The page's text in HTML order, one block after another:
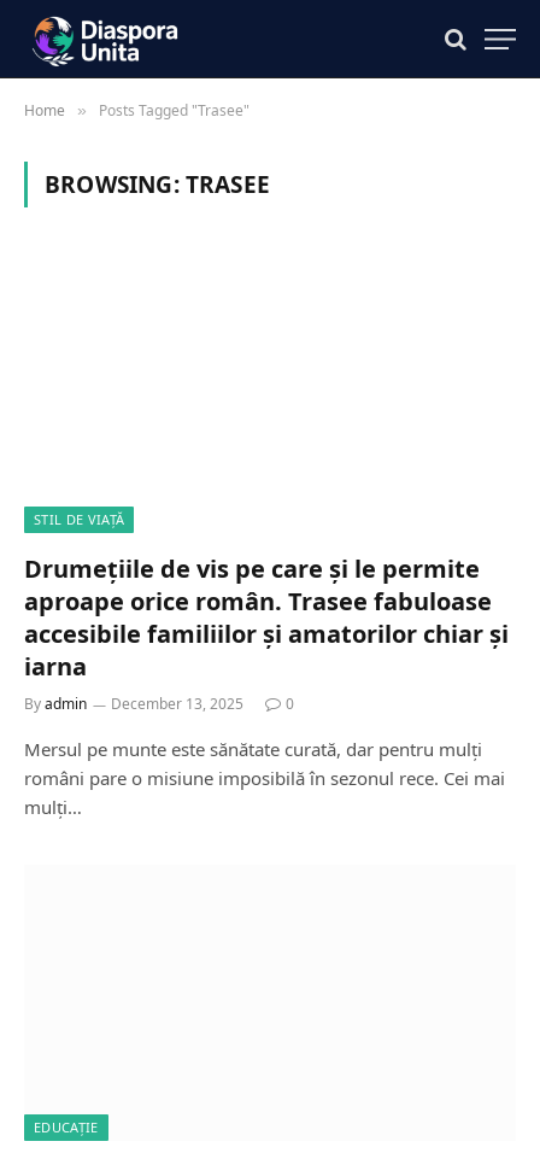
Home » Posts Tagged "Trasee"
BROWSING:TRASEE
STIL DE VIAȚĂ
Drumețiile de vis pe care și le permite
aproape orice român. Trasee fabuloase
accesibile familiilor și amatorilor chiar și
iarna
Byadmin December 13, 2025 0
Mersul pe munte este sănătate curată, dar pentru mulți
români pare o misiune imposibilă în sezonul rece. Cei mai
mulți…
EDUCAȚIE